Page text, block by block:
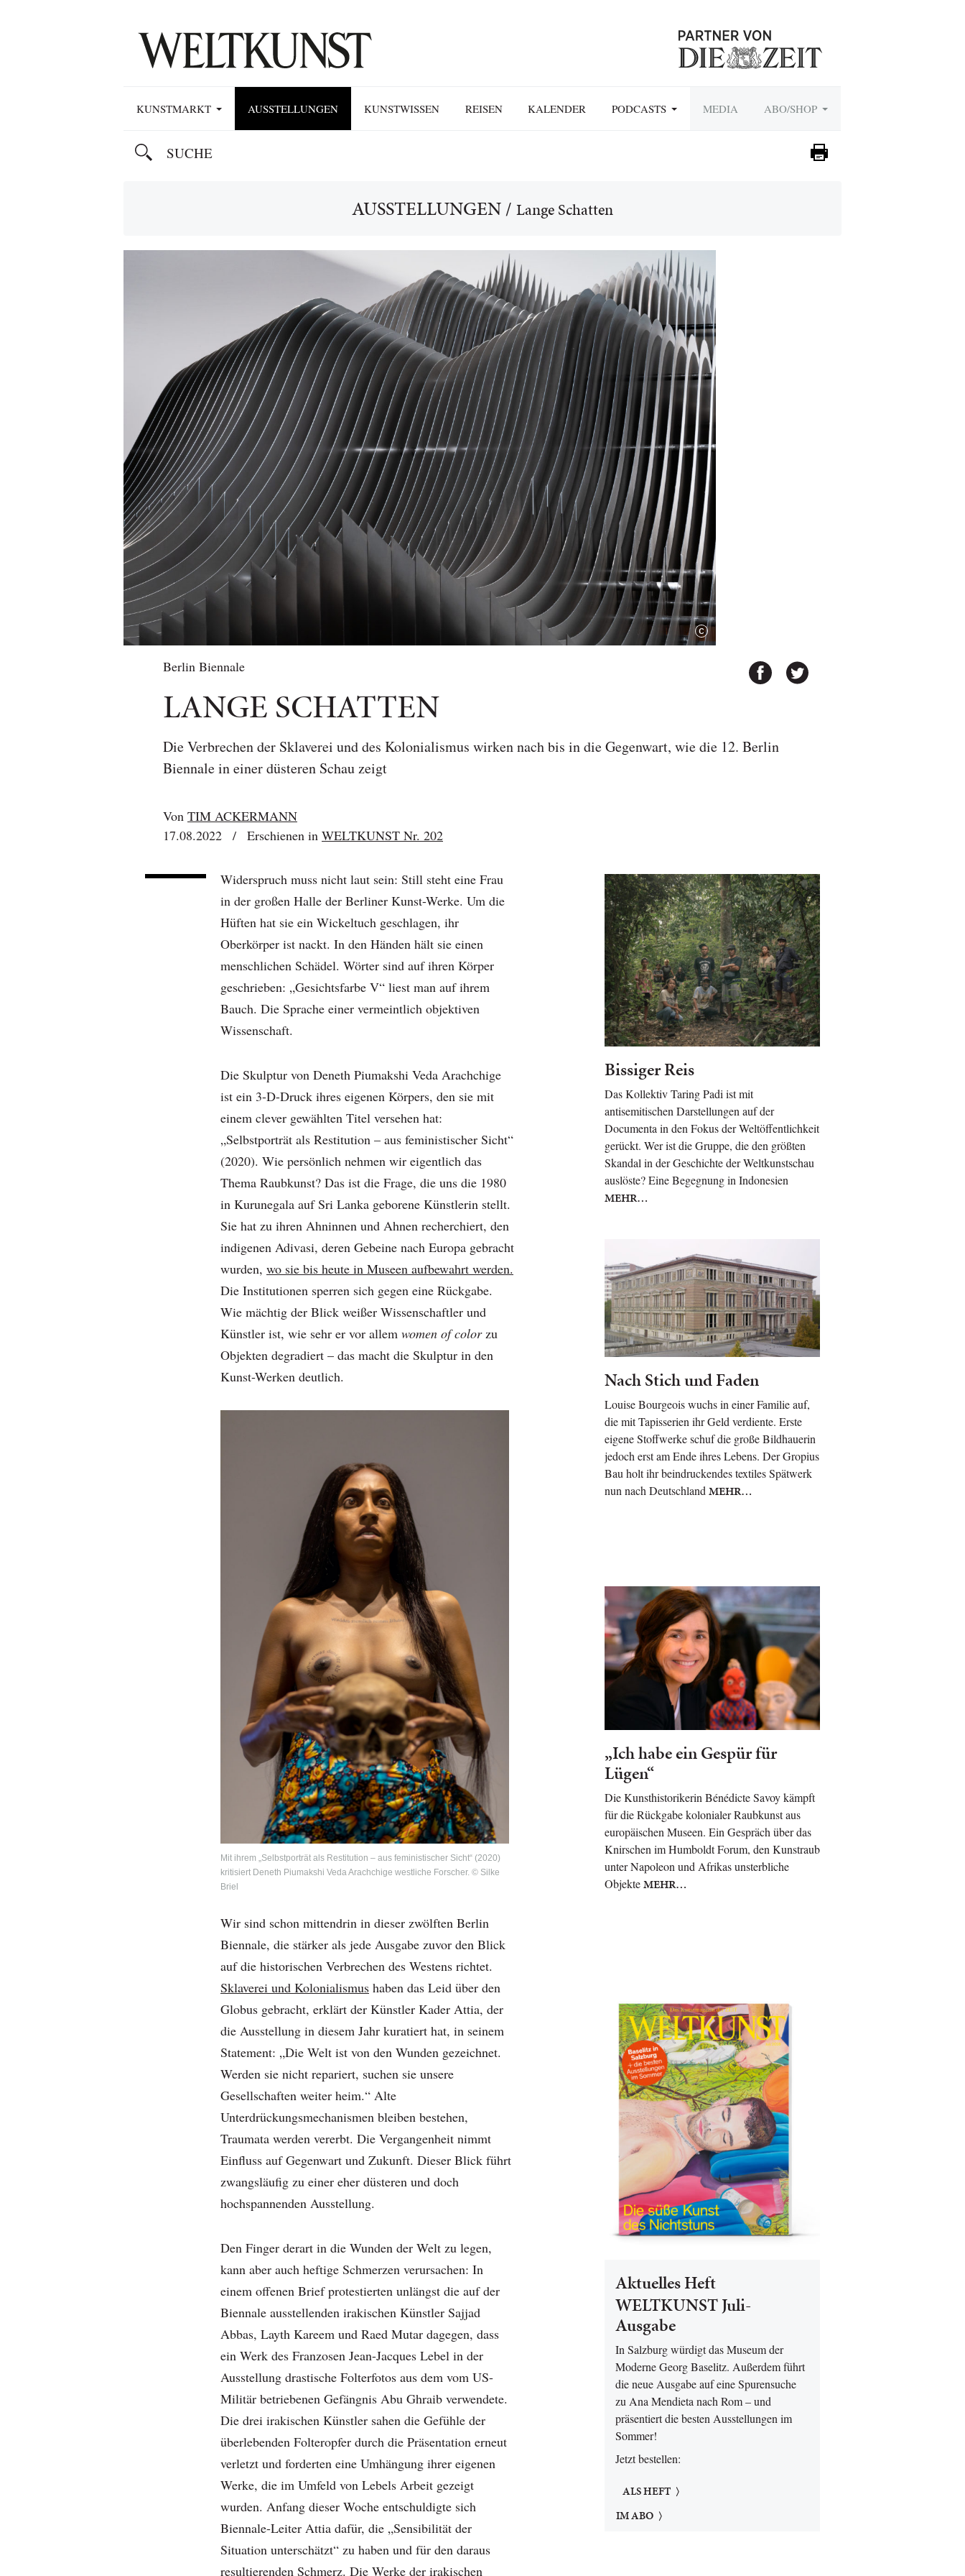
KUNSTMARKT AUSSTELLUNGEN KUNSTWISSEN REISEN KALENDER PODCASTS MEDIA ABO/SHOP
AUSSTELLUNGEN/ Lange Schatten
Berlin Biennale
LANGE SCHATTEN
Die Verbrechen der Sklaverei und des Kolonialismus wirken nach bis in die Gegenwart, wie die 12. Berlin
Biennale in einer düsteren Schau zeigt
Von TIM ACKERMANN
17.08.2022
/ Erschienen in WELTKUNST Nr. 202
Widerspruch muss nicht laut sein: Still steht eine Frau
in der großen Halle der Berliner Kunst-Werke. Um die
Hüften hat sie ein Wickeltuch geschlagen, ihr
Oberkörper ist nackt. In den Händen hält sie einen
menschlichen Schädel. Wörter sind auf ihren Körper
geschrieben: „Gesichtsfarbe V“ liest man auf ihrem
Bauch. Die Sprache einer vermeintlich objektiven
Wissenschaft.
Die Skulptur von Deneth Piumakshi Veda Arachchige
ist ein 3-D-Druck ihres eigenen Körpers, den sie mit
einem clever gewählten Titel versehen hat:
„Selbstporträt als Restitution – aus feministischer Sicht“
(2020). Wie persönlich nehmen wir eigentlich das
Thema Raubkunst? Das ist die Frage, die uns die 1980
in Kurunegala auf Sri Lanka geborene Künstlerin stellt.
Sie hat zu ihren Ahninnen und Ahnen recherchiert, den
indigenen Adivasi, deren Gebeine nach Europa gebracht
wurden, wo sie bis heute in Museen aufbewahrt werden.
Die Institutionen sperren sich gegen eine Rückgabe.
Wie mächtig der Blick weißer Wissenschaftler und
Künstler ist, wie sehr er vor allem women of colorzu
Objekten degradiert – das macht die Skulptur in den
Kunst-Werken deutlich.
Mit ihrem „Selbstporträt als Restitution – aus feministischer Sicht“ (2020)
kritisiert Deneth Piumakshi Veda Arachchige westliche Forscher. © Silke
Briel
Wir sind schon mittendrin in dieser zwölften Berlin
Biennale, die stärker als jede Ausgabe zuvor den Blick
auf die historischen Verbrechen des Westens richtet.
Sklaverei und Kolonialismus haben das Leid über den
Globus gebracht, erklärt der Künstler Kader Attia, der
die Ausstellung in diesem Jahr kuratiert hat, in seinem
Statement: „Die Welt ist von den Wunden gezeichnet.
Werden sie nicht repariert, suchen sie unsere
Gesellschaften weiter heim.“ Alte
Unterdrückungsmechanismen bleiben bestehen,
Traumata werden vererbt. Die Vergangenheit nimmt
Einfluss auf Gegenwart und Zukunft. Dieser Blick führt
zwangsläufig zu einer eher düsteren und doch
hochspannenden Ausstellung.
Den Finger derart in die Wunden der Welt zu legen,
kann aber auch heftige Schmerzen verursachen: In
einem offenen Brief protestierten unlängst die auf der
Biennale ausstellenden irakischen Künstler Sajjad
Abbas, Layth Kareem und Raed Mutar dagegen, dass
ein Werk des Franzosen Jean-Jacques Lebel in der
Ausstellung drastische Folterfotos aus dem vom US-
Militär betriebenen Gefängnis Abu Ghraib verwendete.
Die drei irakischen Künstler sahen die Gefühle der
überlebenden Folteropfer durch die Präsentation erneut
verletzt und forderten eine Umhängung ihrer eigenen
Werke, die im Umfeld von Lebels Arbeit gezeigt
wurden. Anfang dieser Woche entschuldigte sich
Biennale-Leiter Attia dafür, die „Sensibilität der
Situation unterschätzt“ zu haben und für den daraus
resultierenden Schmerz. Die Werke der irakischen
Bissiger Reis
Das Kollektiv Taring Padi ist mit
antisemitischen Darstellungen auf der
Documenta in den Fokus der Weltöffentlichkeit
gerückt. Wer ist die Gruppe, die den größten
Skandal in der Geschichte der Weltkunstschau
auslöste? Eine Begegnung in Indonesien
MEHR…
Nach Stich und Faden
Louise Bourgeois wuchs in einer Familie auf,
die mit Tapisserien ihr Geld verdiente. Erste
eigene Stoffwerke schuf die große Bildhauerin
jedoch erst am Ende ihres Lebens. Der Gropius
Bau holt ihr beindruckendes textiles Spätwerk
nun nach DeutschlandMEHR…
„Ich habe ein Gespür für
Lügen“
Die Kunsthistorikerin Bénédicte Savoy kämpft
für die Rückgabe kolonialer Raubkunst aus
europäischen Museen. Ein Gespräch über das
Knirschen im Humboldt Forum, den Kunstraub
unter Napoleon und Afrikas unsterbliche
ObjekteMEHR…
Aktuelles Heft
WELTKUNST Juli-
Ausgabe
In Salzburg würdigt das Museum der
Moderne Georg Baselitz. Außerdem führt
die neue Ausgabe auf eine Spurensuche
zu Ana Mendieta nach Rom – und
präsentiert die besten Ausstellungen im
Sommer!
Jetzt bestellen:
ALS HEFT
IM ABO